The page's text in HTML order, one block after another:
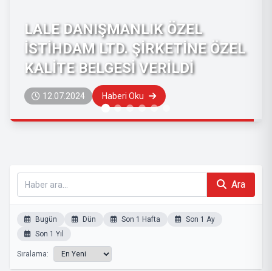
QUALITY CERTIFICATE GIVEN
TO YELKEN CAFE RESTAURANT
13.06.2024 Haberi Oku
Ara
Bugün Dün Son 1 Hafta
Son 1 Ay
Son 1 Yıl
Sıralama: